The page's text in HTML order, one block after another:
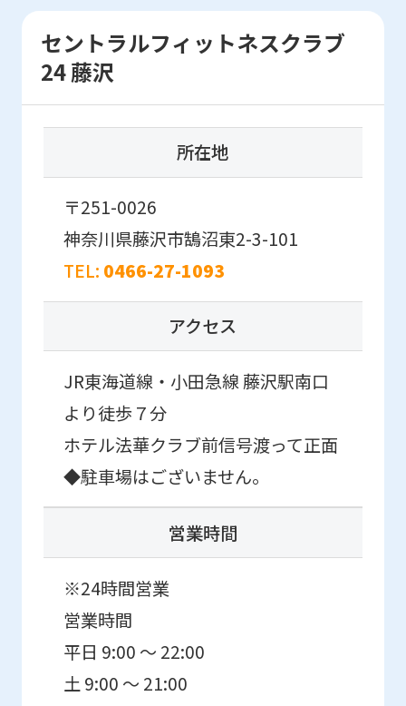
セントラルフィットネスクラブ
24 藤沢
所在地
〒251-0026
神奈川県藤沢市鵠沼東2-3-101
TEL: 0466-27-1093
アクセス
JR東海道線・小田急線 藤沢駅南口
より徒歩７分
ホテル法華クラブ前信号渡って正面
◆駐車場はございません。
営業時間
※24時間営業
営業時間
平日 9:00 ～ 22:00
土 9:00 ～ 21:00
the
content.
We
ask
fully
understand
this
before
using
the
Automatic